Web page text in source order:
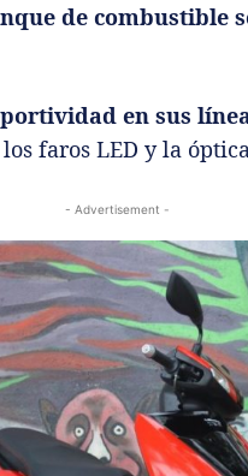
de combustible
en sus
faros LED y la
- Advertisement -